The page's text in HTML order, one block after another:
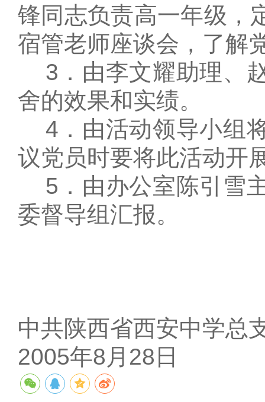
锋同志负责高一年级，
宿管老师座谈会，了解
3．由李文耀助理、
舍的效果和实绩。
4．由活动领导小组
议党员时要将此活动开
5．由办公室陈引雪
委督导组汇报。
中共陕西省西安中学总
2005年8月28日